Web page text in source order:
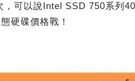
可以說Intel SSD 750系列
硬碟價格戰！